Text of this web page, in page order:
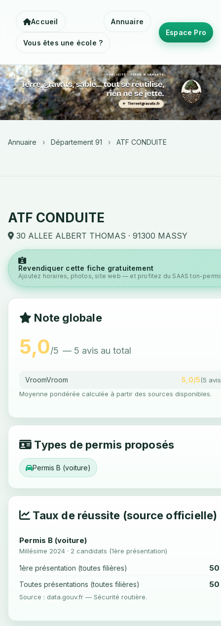
Accueil Annuaire
Vous êtes une école ?
Espace Pro
Annuaire › Département 91 › ATF CONDUITE
ATF CONDUITE
30 ALLEE ALBERT THOMAS · 91300 MASSY
Revendiquer cette fiche gratuitement
Ajoutez horaires, photos, site web — et profitez du SAAS ton-
Note globale
5,0/5 — 5 avis au total
VroomVroom 5,0/5(5
Moyenne pondérée calculée à partir des sources disponibles.
Types de permis proposés
Permis B (voiture)
Taux de réussite (source officielle)
Permis B (voiture)
Millésime 2024 · 2 candidats (1ère présentation)
1ère présentation (toutes filières) 50
Toutes présentations (toutes filières) 50
Source : data.gouv.fr — Sécurité routière.